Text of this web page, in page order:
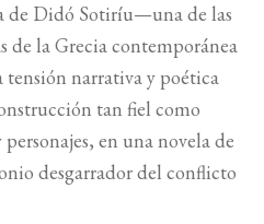
de Didó Sotiríu—una de las
de la Grecia contemporánea
narrativa y poética
tan fiel como
en una novela de
desgarrador del conflicto